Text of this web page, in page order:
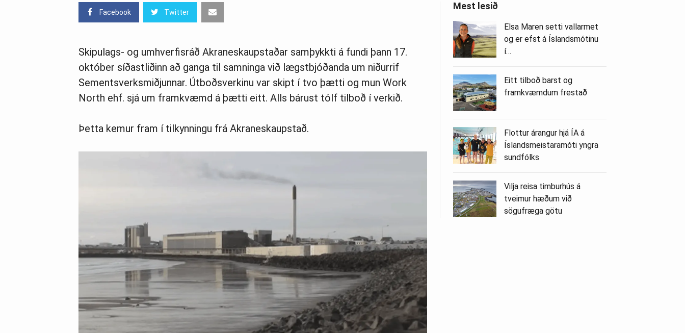
Facebook Twitter
Skipulags- og umhverfisráð Akraneskaupstaðar samþykkti á fundi þann 17.
október síðastliðinn að ganga til samninga við lægstbjóðanda um niðurrif
Sementsverksmiðjunnar. Útboðsverkinu var skipt í tvo þætti og mun Work
North ehf. sjá um framkvæmd á þætti eitt. Alls bárust tólf tilboð í verkið.
Þetta kemur fram í tilkynningu frá Akraneskaupstað.
Mest lesið
Elsa Maren setti vallarmet
og er efst á Íslandsmótinu
í…
Eitt tilboð barst og
framkvæmdum frestað
Flottur árangur hjá ÍA á
Íslandsmeistaramóti yngra
sundfólks
Vilja reisa timburhús á
tveimur hæðum við
sögufræga götu